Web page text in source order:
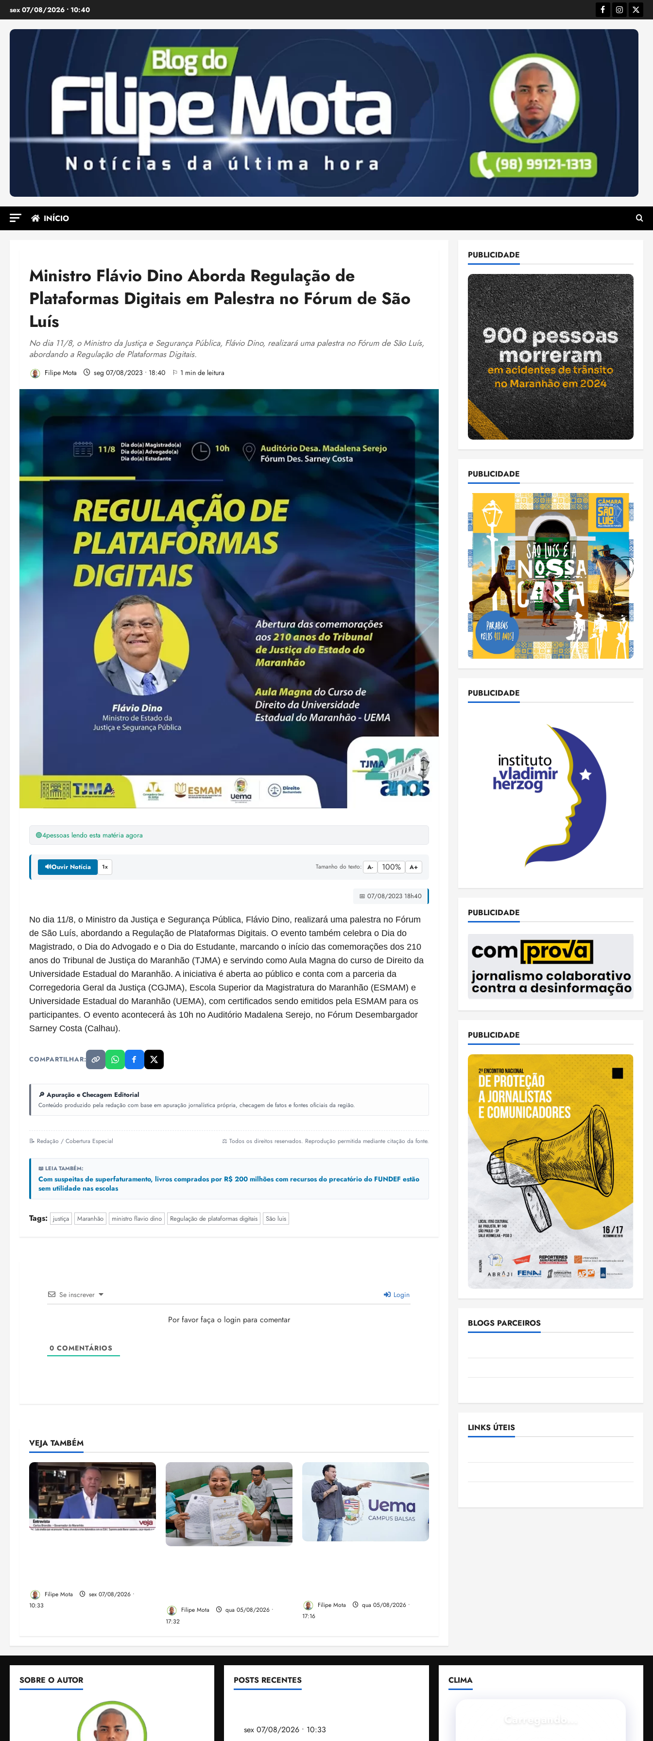
para
sex 07/08/2026 • 10:40 Facebook
Instagram
INÍCIO
Ministro Flávio Dino Aborda Regulação de
Plataformas Digitais em Palestra no Fórum de São
Luís
No dia 11/8, o Ministro da Justiça e Segurança Pública, Flávio Dino, realizará uma palestra no Fórum de São Luís,
abordando a Regulação de Plataformas Digitais.
Filipe Mota seg 07/08/2023 • 18:40 ⚐ 1 min de leitura
🟢4pessoas lendo esta matéria agora
🔊Ouvir Notícia 1x Tamanho do texto: A- 100% A+
📅 07/08/2023 18h40
No dia 11/8, o Ministro da Justiça e Segurança Pública, Flávio Dino, realizará uma palestra no Fórum
de São Luís, abordando a Regulação de Plataformas Digitais. O evento também celebra o Dia do
Magistrado, o Dia do Advogado e o Dia do Estudante, marcando o início das comemorações dos 210
anos do Tribunal de Justiça do Maranhão (TJMA) e servindo como Aula Magna do curso de Direito da
Universidade Estadual do Maranhão. A iniciativa é aberta ao público e conta com a parceria da
Corregedoria Geral da Justiça (CGJMA), Escola Superior da Magistratura do Maranhão (ESMAM) e
Universidade Estadual do Maranhão (UEMA), com certificados sendo emitidos pela ESMAM para os
participantes. O evento acontecerá às 10h no Auditório Madalena Serejo, no Fórum Desembargador
Sarney Costa (Calhau).
COMPARTILHAR:
🔎 Apuração e Checagem Editorial
Conteúdo produzido pela redação com base em apuração jornalística própria, checagem de fatos e fontes oficiais da região.
📝 Redação / Cobertura Especial ⚖️ Todos os direitos reservados. Reprodução permitida mediante citação da fonte.
📖 LEIA TAMBÉM:
Com suspeitas de superfaturamento, livros comprados por R$ 200 milhões com recursos do precatório do FUNDEF estão
sem utilidade nas escolas
Tags: justiça Maranhão ministro flavio dino Regulação de plataformas digitais São luis
Se inscrever Login
Por favor faça o login para comentar
0 COMENTÁRIOS
VEJA TAMBÉM
Filipe Mota
sex 07/08/2026 •
10:33
Filipe Mota
qua 05/08/2026 •
17:32
Filipe Mota
qua 05/08/2026 •
17:16
PUBLICIDADE
PUBLICIDADE
PUBLICIDADE
PUBLICIDADE
PUBLICIDADE
BLOGS PARCEIROS
LINKS ÚTEIS
SOBRE O AUTOR POSTS RECENTES
sex 07/08/2026 • 10:33
CLIMA
Carregando...